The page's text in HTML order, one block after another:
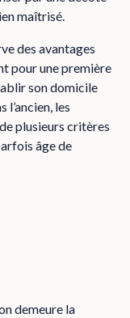
maîtrisé.
des avantages
pour une première
son domicile
l’ancien, les
plusieurs critères
âge de
demeure la